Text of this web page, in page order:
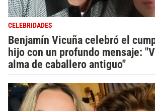
CELEBRIDADES
Benjamín Vicuña celebró el
hijo con un profundo mensaje:
alma de caballero antiguo"